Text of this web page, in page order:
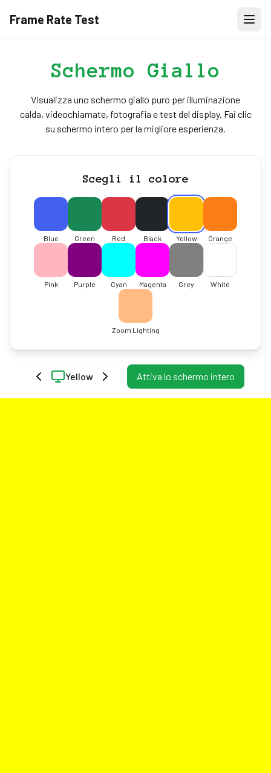
Frame Rate Test
Schermo Giallo
Visualizza uno schermo giallo puro per illuminazione
calda, videochiamate, fotografia e test del display. Fai clic
su schermo intero per la migliore esperienza.
Scegli il colore
Blue Green Red Black Yellow Orange
Pink Purple Cyan Magenta Grey White
Zoom Lighting
Yellow Attiva lo schermo intero